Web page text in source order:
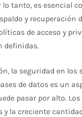
lo tanto, es esencial
y recuperación
de acceso y
definidas.
la seguridad en los
de datos es un
pasar por alto.
y la creciente